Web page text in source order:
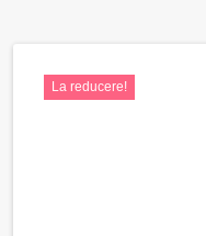
La reducere!